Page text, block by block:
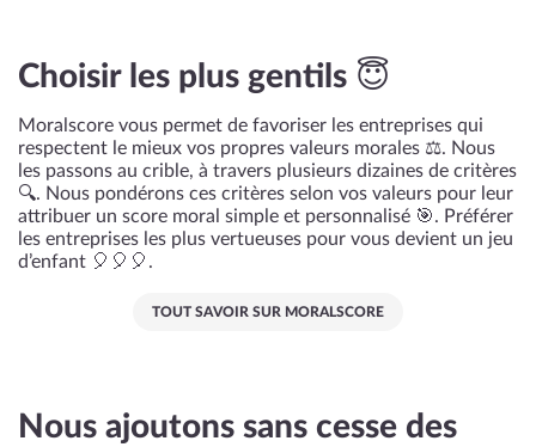
Choisir les plus gentils 😇
Moralscore vous permet de favoriser les entreprises qui
respectent le mieux vos propres valeurs morales ⚖️. Nous
les passons au crible, à travers plusieurs dizaines de critères
🔍. Nous pondérons ces critères selon vos valeurs pour leur
attribuer un score moral simple et personnalisé 🎯. Préférer
les entreprises les plus vertueuses pour vous devient un jeu
d’enfant 🎈🎈🎈.
TOUT SAVOIR SUR MORALSCORE
Nous ajoutons sans cesse des